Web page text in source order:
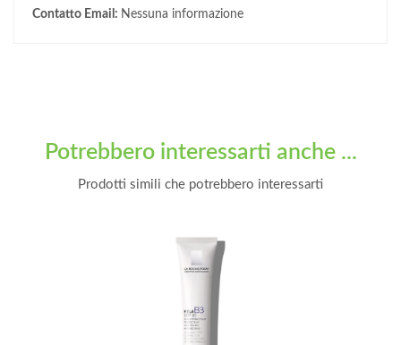
Contatto Email: Nessuna informazione
Potrebbero interessarti anche ...
Prodotti simili che potrebbero interessarti